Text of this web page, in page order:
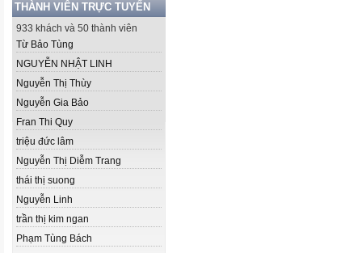
THÀNH VIÊN TRỰC TUYẾN
933 khách và 50 thành viên
Từ Bảo Tùng
NGUYỄN NHẬT LINH
Nguyễn Thị Thùy
Nguyễn Gia Bảo
Fran Thi Quy
triệu đức lâm
Nguyễn Thị Diễm Trang
thái thị suong
Nguyễn Linh
trần thị kim ngan
Phạm Tùng Bách